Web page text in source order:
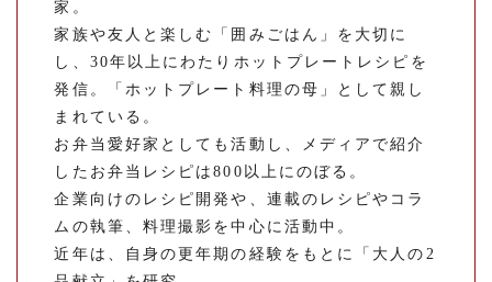
家。
家族や友人と楽しむ「囲みごはん」を大切に
し、30年以上にわたりホットプレートレシピを
発信。「ホットプレート料理の母」として親し
まれている。
お弁当愛好家としても活動し、メディアで紹介
したお弁当レシピは800以上にのぼる。
企業向けのレシピ開発や、連載のレシピやコラ
ムの執筆、料理撮影を中心に活動中。
近年は、自身の更年期の経験をもとに「大人の2